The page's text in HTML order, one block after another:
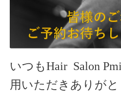
いつもHair Salon
用いただきありがと